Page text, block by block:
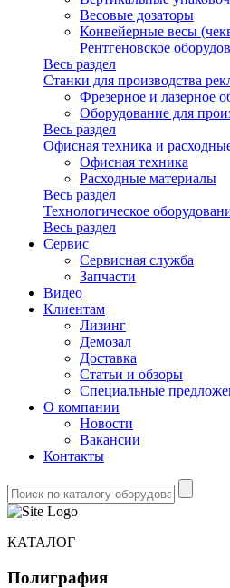
Весовые дозаторы
Конвейерные весы
Рентгеновское
Весь раздел
Станки для производства
Фрезерное и лазерное
Оборудование для
Весь раздел
Офисная техника и
Офисная техника
Расходные материалы
Весь раздел
Технологическое
Весь раздел
Сервис
Сервисная служба
Запчасти
Видео
Клиентам
Лизинг
Демозал
Доставка
Статьи и обзоры
Специальные
О компании
Новости
Вакансии
Контакты
КАТАЛОГ
Полиграфия